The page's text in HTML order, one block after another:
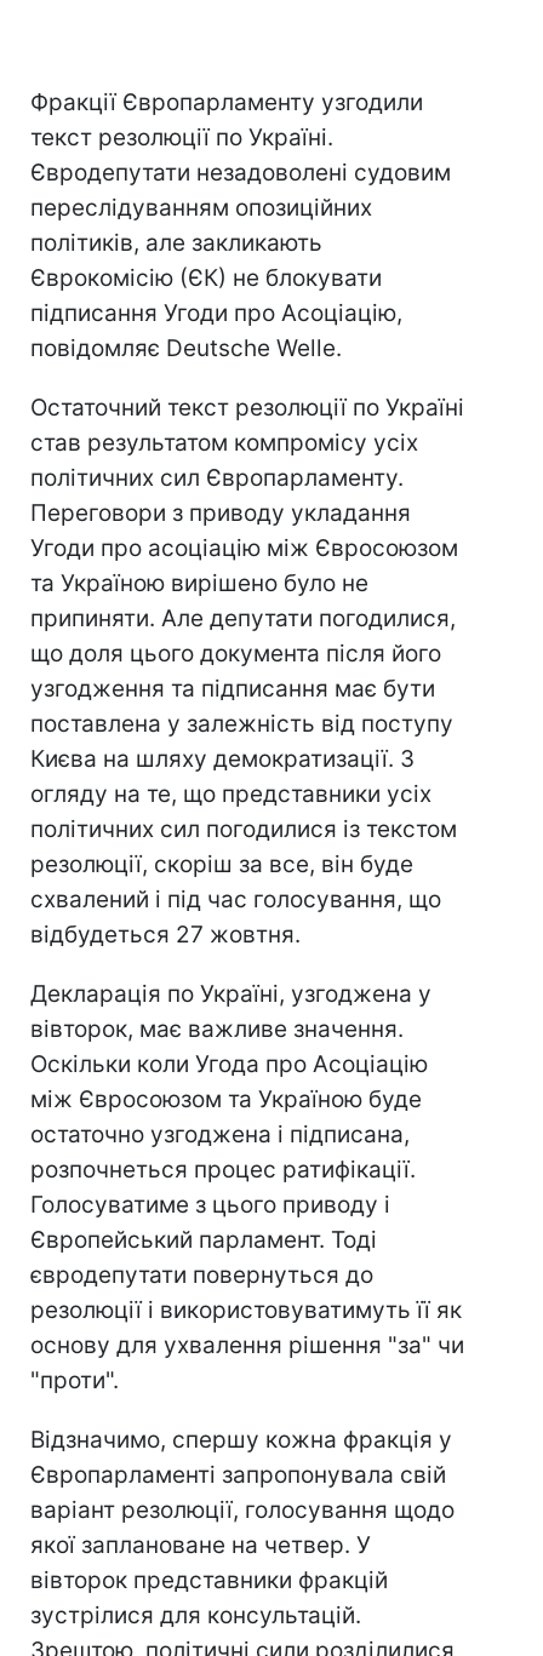
Фракції Європарламенту узгодили
текст резолюції по Україні.
Євродепутати незадоволені судовим
переслідуванням опозиційних
політиків, але закликають
Єврокомісію (ЄК) не блокувати
підписання Угоди про Асоціацію,
повідомляє Deutsche Welle.
Остаточний текст резолюції по Україні
став результатом компромісу усіх
політичних сил Європарламенту.
Переговори з приводу укладання
Угоди про асоціацію між Євросоюзом
та Україною вирішено було не
припиняти. Але депутати погодилися,
що доля цього документа після його
узгодження та підписання має бути
поставлена у залежність від поступу
Києва на шляху демократизації. З
огляду на те, що представники усіх
політичних сил погодилися із текстом
резолюції, скоріш за все, він буде
схвалений і під час голосування, що
відбудеться 27 жовтня.
Декларація по Україні, узгоджена у
вівторок, має важливе значення.
Оскільки коли Угода про Асоціацію
між Євросоюзом та Україною буде
остаточно узгоджена і підписана,
розпочнеться процес ратифікації.
Голосуватиме з цього приводу і
Європейський парламент. Тоді
євродепутати повернуться до
резолюції і використовуватимуть її як
основу для ухвалення рішення "за" чи
"проти".
Відзначимо, спершу кожна фракція у
Європарламенті запропонувала свій
варіант резолюції, голосування щодо
якої заплановане на четвер. У
вівторок представники фракцій
зустрілися для консультацій.